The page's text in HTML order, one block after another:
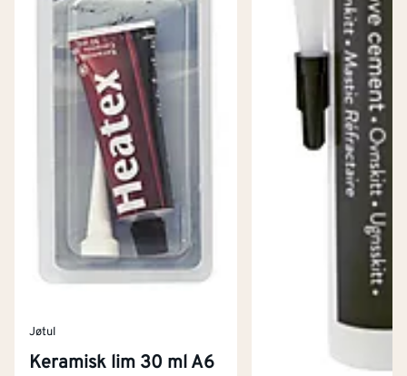
Jøtul
Keramisk lim 30 ml A6